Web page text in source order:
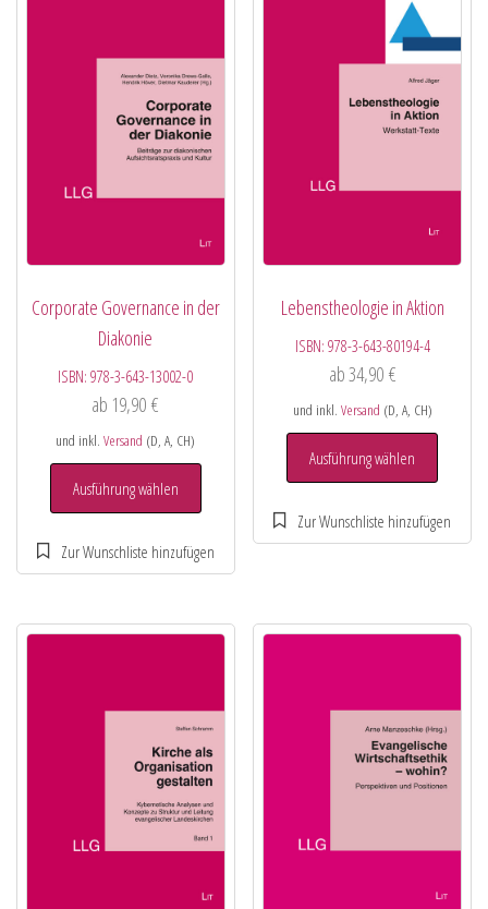
Corporate Governance in der
Diakonie
ISBN:978-3-643-13002-0
ab 19,90€
und inkl.Versand (D, A, CH)
Ausführung wählen
Lebenstheologie in Aktion
ISBN: 978-3-643-80194-4
ab34,90 €
und inkl. Versand (D, A, CH)
Ausführung wählen